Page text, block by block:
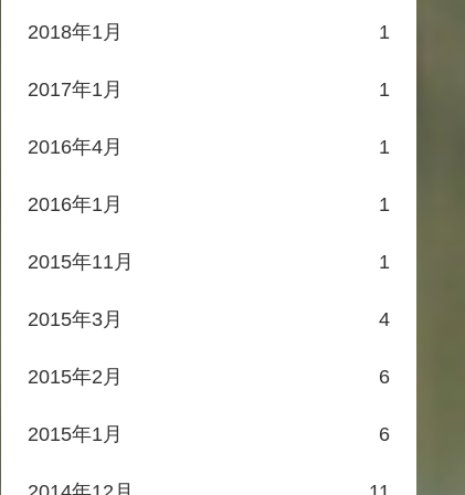
2018年1月 1
2017年1月 1
2016年4月 1
2016年1月 1
2015年11月 1
2015年3月 4
2015年2月 6
2015年1月 6